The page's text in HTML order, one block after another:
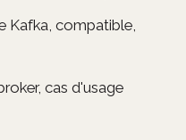
Kafka, compatible,
cas d'usage